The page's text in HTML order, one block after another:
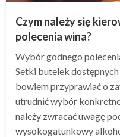
Czym należy się
polecenia wina?
Wybór godnego
Setki butelek
bowiem przyprawiać o
utrudnić wybór
należy zwracać uwagę
wysokogatunkowy